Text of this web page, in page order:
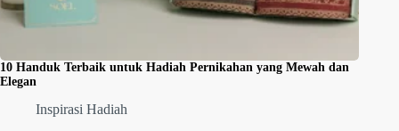
10 Handuk Terbaik untuk Hadiah Pernikahan yang Mewah dan
Elegan
Inspirasi Hadiah